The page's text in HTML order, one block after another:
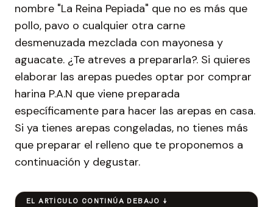
nombre "La Reina Pepiada" que no es más que
pollo, pavo o cualquier otra carne
desmenuzada mezclada con mayonesa y
aguacate. ¿Te atreves a prepararla?. Si quieres
elaborar las arepas puedes optar por comprar
harina P.A.N que viene preparada
específicamente para hacer las arepas en casa.
Si ya tienes arepas congeladas, no tienes más
que preparar el relleno que te proponemos a
continuación y degustar.